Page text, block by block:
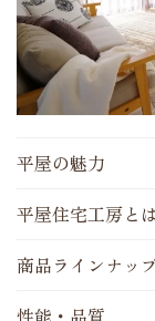
平屋の魅力
平屋住宅工房と
商品ラインナッ